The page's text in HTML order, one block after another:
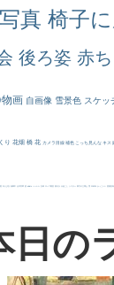
真 椅子
後ろ姿 赤
画 自画像 雪景色 スケッ
り 花畑 橋 花 カメラ目線 補色 こっち見んな キス
白人少女 食事中 山本芳翠 麦 alciato ハーレム 女神 ローマ教皇 奥行き 火起こし シスター 東方の三博士 114514 かっこいい 受胎告知
日の